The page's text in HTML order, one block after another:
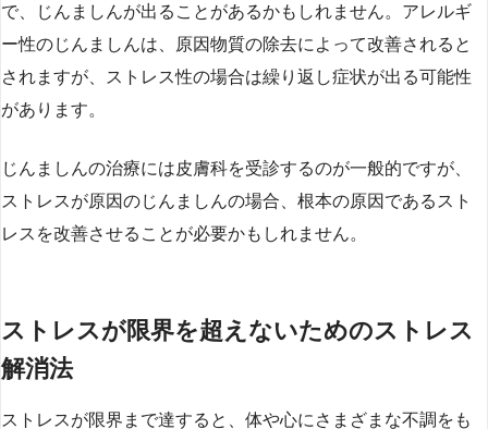
で、じんましんが出ることがあるかもしれません。アレルギ
ー性のじんましんは、原因物質の除去によって改善されると
されますが、ストレス性の場合は繰り返し症状が出る可能性
があります。
じんましんの治療には皮膚科を受診するのが一般的ですが、
ストレスが原因のじんましんの場合、根本の原因であるスト
レスを改善させることが必要かもしれません。
ストレスが限界を超えないためのストレス
解消法
ストレスが限界まで達すると、体や心にさまざまな不調をも